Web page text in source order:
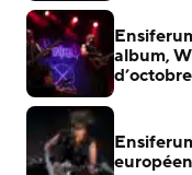
album,
d’octobre